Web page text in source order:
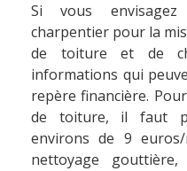
Si vous
charpentier pour la
de toiture et de
informations qui
repère financière.
de toiture, il faut
environs de 9
nettoyage